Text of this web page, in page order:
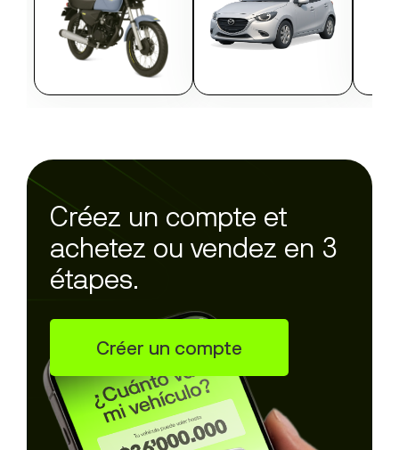
Créez un compte et
achetez ou vendez en 3
étapes.
Créer un compte